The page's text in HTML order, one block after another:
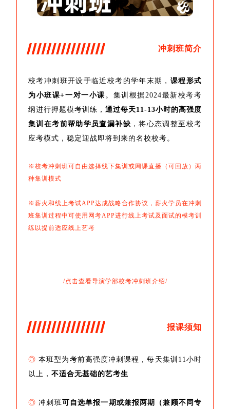
冲刺班简介
校考冲刺班开设于临近校考的学年末期， 课程形式
为小班课+一对一小课。集训根据2024最新校考考
纲进行押题模考训练， 通过每天11-13小时的高强度
集训在考前帮助学员查漏补缺 ，将心态调整至校考
应考模式，稳定迎战即将到来的名校校考。
※校考冲刺班可自由选择线下集训或网课直播（可回放）两
种集训模式
※薪火和线上考试APP达成战略合作协议，薪火学员在冲刺
班集训过程中可使用网考APP进行线上考试及面试的模考训
练以提前适应线上艺考
/点击查看导演学部校考冲刺班介绍/
报课须知
◎ 本班型为考前高强度冲刺课程，每天集训11小时
以上， 不适合无基础的艺考生
◎ 冲刺班可自选单报一期或兼报两期（兼顾不同专